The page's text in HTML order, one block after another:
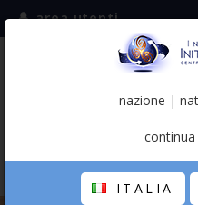
(italiano)
area utenti
nazione |
ITALIA